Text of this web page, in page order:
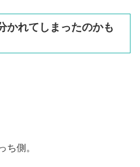
かれてしまったのかも
ち側。